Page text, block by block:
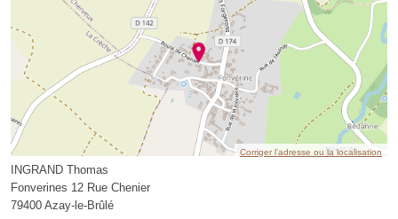
Corriger l’adresse ou la localisation
INGRAND Thomas
Fonverines 12 Rue Chenier
79400 Azay-le-Brûlé